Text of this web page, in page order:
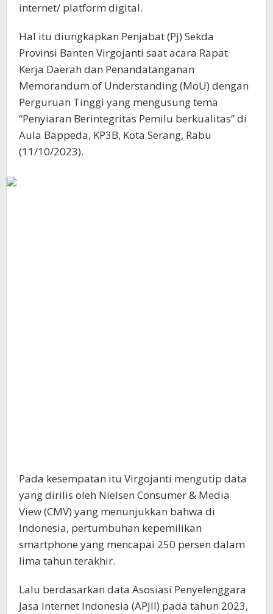
internet/ platform digital.
Hal itu diungkapkan Penjabat (Pj) Sekda
Provinsi Banten Virgojanti saat acara Rapat
Kerja Daerah dan Penandatanganan
Memorandum of Understanding (MoU) dengan
Perguruan Tinggi yang mengusung tema
“Penyiaran Berintegritas Pemilu berkualitas” di
Aula Bappeda, KP3B, Kota Serang, Rabu
(11/10/2023).
Pada kesempatan itu Virgojanti mengutip data
yang dirilis oleh Nielsen Consumer & Media
View (CMV) yang menunjukkan bahwa di
Indonesia, pertumbuhan kepemilikan
smartphone yang mencapai 250 persen dalam
lima tahun terakhir.
Lalu berdasarkan data Asosiasi Penyelenggara
Jasa Internet Indonesia (APJII) pada tahun 2023,